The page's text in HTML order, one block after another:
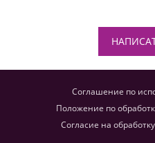
Соглашение по
Положение по
Согласие на